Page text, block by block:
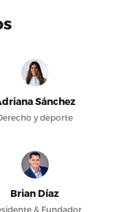
Sánchez
y deporte
Brian Díaz
& Fundador